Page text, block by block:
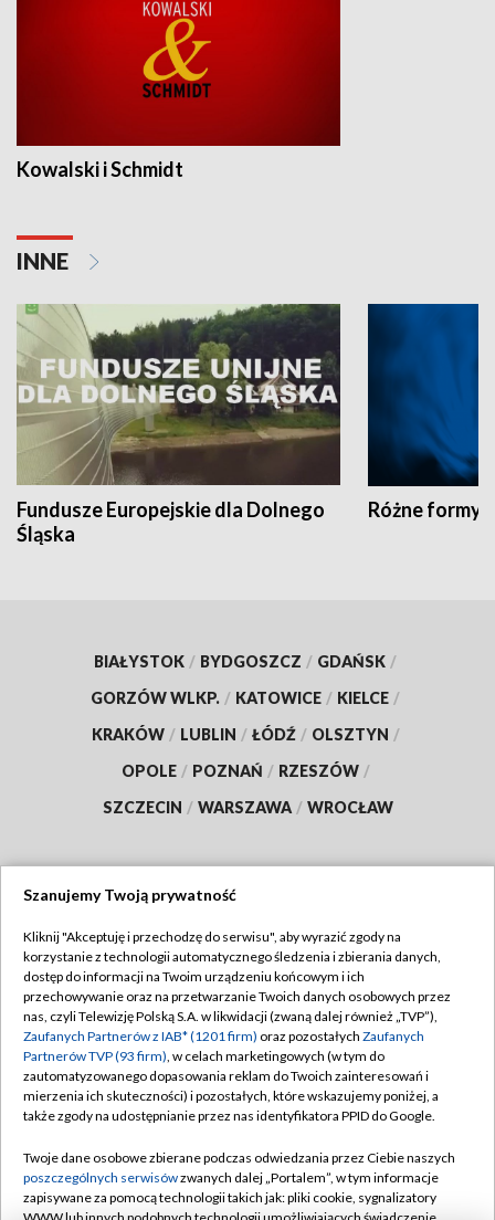
Kowalski i Schmidt
INNE
Fundusze Europejskie dla Dolnego
Śląska
Różne formy
BIAŁYSTOK / BYDGOSZCZ / GDAŃSK /
GORZÓW WLKP. / KATOWICE / KIELCE /
KRAKÓW / LUBLIN / ŁÓDŹ / OLSZTYN /
OPOLE / POZNAŃ / RZESZÓW /
SZCZECIN / WARSZAWA / WROCŁAW
TVP
Abonament TVP
Emisja w TVP
Centrum informacji TVP
Naziemna Telewizja Cyfrowa
Rada Programowa
System NOS
Regulamin TVP
Polityka prywatności
Moje zgody
Pomoc
Kontakt
Szanujemy Twoją prywatność
Kliknij "Akceptuję i przechodzę do serwisu", aby wyrazić zgody na
korzystanie z technologii automatycznego śledzenia i zbierania danych,
dostęp do informacji na Twoim urządzeniu końcowym i ich
przechowywanie oraz na przetwarzanie Twoich danych osobowych przez
nas, czyli Telewizję Polską S.A. w likwidacji (zwaną dalej również „TVP”),
Zaufanych Partnerów z IAB* (1201 firm) oraz pozostałych Zaufanych
Partnerów TVP (93 firm), w celach marketingowych (w tym do
zautomatyzowanego dopasowania reklam do Twoich zainteresowań i
mierzenia ich skuteczności) i pozostałych, które wskazujemy poniżej, a
także zgody na udostępnianie przez nas identyfikatora PPID do Google.
Twoje dane osobowe zbierane podczas odwiedzania przez Ciebie naszych
poszczególnych serwisówzwanych dalej „Portalem”, w tym informacje
zapisywane za pomocą technologii takich jak: pliki cookie, sygnalizatory